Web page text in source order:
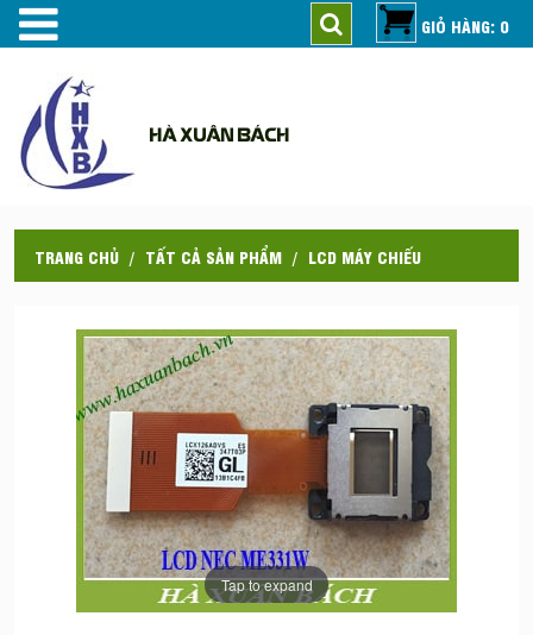
HÀ XUÂN BÁCH
TRANG CHỦ TẤT CẢ SẢN PHẨM LCD MÁY CHIẾU
Tap to expand
GIỎ HÀNG: 0